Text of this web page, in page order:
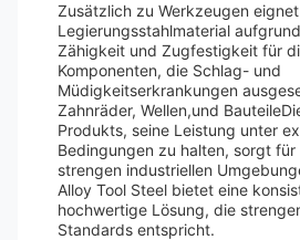
Zusätzlich zu Werkzeugen
Legierungsstahlmaterial
Zähigkeit und Zugfestigkeit für
Komponenten, die Schlag- und
Müdigkeitserkrankungen
Zahnräder, Wellen,und
Produkts, seine Leistung unter
Bedingungen zu halten, sorgt
strengen industriellen
Alloy Tool Steel bietet eine
hochwertige Lösung, die
Standards entspricht.